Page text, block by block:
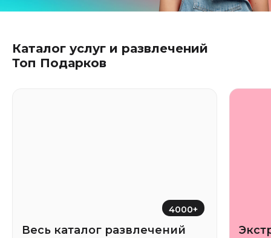
Каталог услуг и развлечений
Топ Подарков
4000+
Весь каталог развлечений